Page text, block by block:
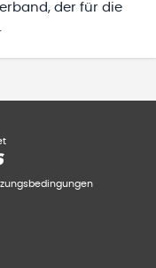
der für die